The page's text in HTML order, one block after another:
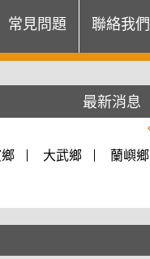
常見問題 聯絡我們
最新消息
大武鄉 蘭嶼鄉